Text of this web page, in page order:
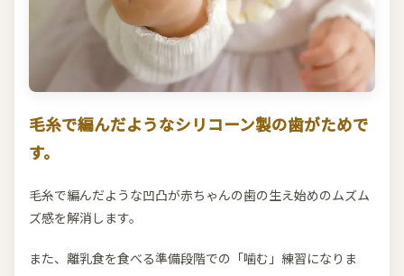
毛糸で編んだようなシリコーン製の歯がためで
す。
毛糸で編んだような凹凸が赤ちゃんの歯の生え始めのムズム
ズ感を解消します。
また、離乳食を食べる準備段階での「噛む」練習になりま